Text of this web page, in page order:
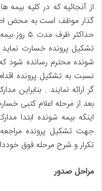
از آنجائیه که در کلیه
گذار موظف است به محض
حداکثر
تشکیل پرونده خسارت نماید
شونده محترم رسانده
نسبت به تشکیل پرونده
گر ارائه نمایند . بنابراین
بعد از مرحله اعلام کتبی
اینکه بیمه شونده ابتدا
جهت تشکیل پرونده مراجعه
تکرار و شرح مرحله فوق
مراحل صدور